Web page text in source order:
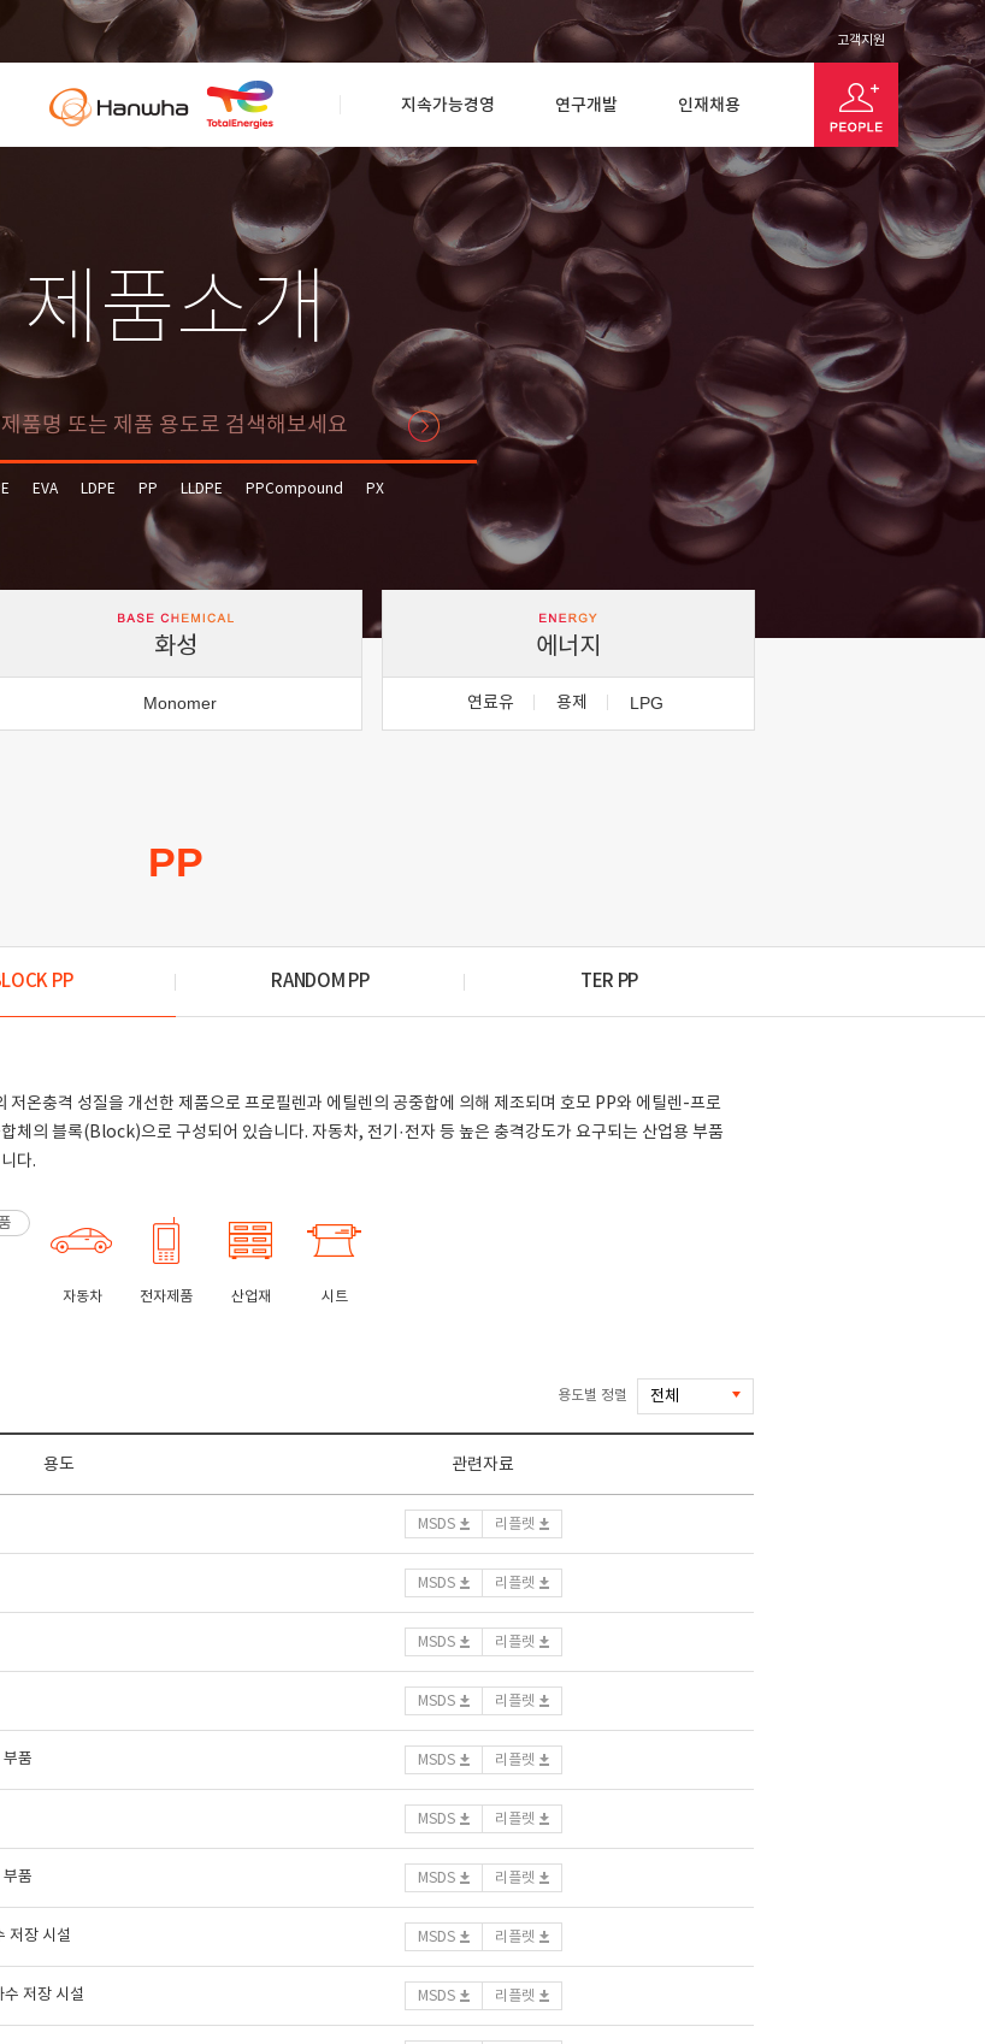
고객지원
지속가능경영 연구개발 인재채용
제품소개
EVA LDPE PP LLDPE PPCompound
PX
화성
Monomer
에너지
연료유 용제 LPG
PP
PP RANDOM PP TER PP
저온충격 성질을 개선한 제품으로 프로필렌과 에틸렌의 공중합에 의해 제조되며 호모 PP와 에틸렌-프로
체의 블록(Block)으로 구성되어 있습니다. 자동차, 전기·전자 등 높은 충격강도가 요구되는 산업용 부품
다.
자동차 전자제품 산업재 시트
용도별 정렬
용도 관련자료
MSDS 리플렛
MSDS 리플렛
MSDS 리플렛
MSDS 리플렛
품 MSDS 리플렛
MSDS 리플렛
품 MSDS 리플렛
저장 시설 MSDS 리플렛
저장 시설 MSDS 리플렛